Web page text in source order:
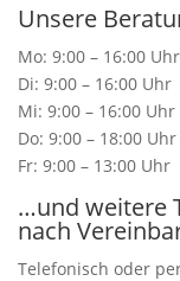
Unsere
Mo: 9:00 – 16:00 Uhr
Di: 9:00 – 16:00 Uhr
Mi: 9:00 – 16:00 Uhr
Do: 9:00 – 18:00 Uhr
Fr: 9:00 – 13:00 Uhr
…und weitere
nach
Telefonisch oder